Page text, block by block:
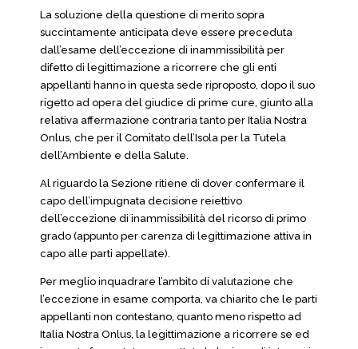
La soluzione della questione di merito sopra
succintamente anticipata deve essere preceduta
dall’esame dell’eccezione di inammissibilità per
difetto di legittimazione a ricorrere che gli enti
appellanti hanno in questa sede riproposto, dopo il suo
rigetto ad opera del giudice di prime cure, giunto alla
relativa affermazione contraria tanto per Italia Nostra
Onlus, che per il Comitato dell’Isola per la Tutela
dell’Ambiente e della Salute.
Al riguardo la Sezione ritiene di dover confermare il
capo dell’impugnata decisione reiettivo
dell’eccezione di inammissibilità del ricorso di primo
grado (appunto per carenza di legittimazione attiva in
capo alle parti appellate).
Per meglio inquadrare l’ambito di valutazione che
l’eccezione in esame comporta, va chiarito che le parti
appellanti non contestano, quanto meno rispetto ad
Italia Nostra Onlus, la legittimazione a ricorrere se ed